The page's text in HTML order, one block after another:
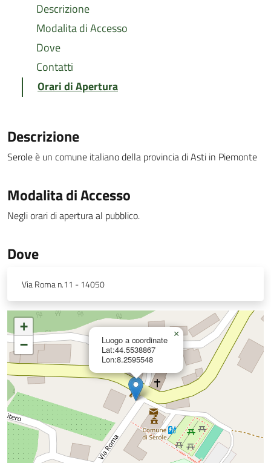
Descrizione
Modalita di Accesso
Dove
Contatti
Orari di Apertura
Descrizione
Serole è un comune italiano della provincia di Asti in Piemonte
Modalita di Accesso
Negli orari di apertura al pubblico.
Dove
Via Roma n.11 - 14050
Luogo a coordinate
Lat:44.5538867
Lon:8.2595548
×
+
−